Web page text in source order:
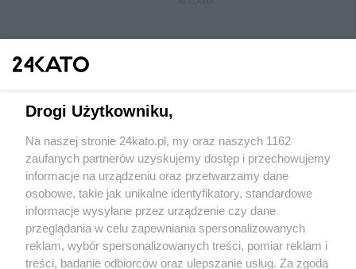
Wydawca mediów lokalnych
Nie zapomnij
Drogi Użytkowniku,
Na naszej stronie 24kato.pl, my oraz naszych 1162
zaufanych partnerów uzyskujemy dostęp i przechowujemy
informacje na urządzeniu oraz przetwarzamy dane
osobowe, takie jak unikalne identyfikatory, standardowe
informacje wysyłane przez urządzenie czy dane
przeglądania w celu zapewniania spersonalizowanych
reklam, wybór spersonalizowanych treści, pomiar reklam i
treści, badanie odbiorców oraz ulepszanie usług. Za zgodą